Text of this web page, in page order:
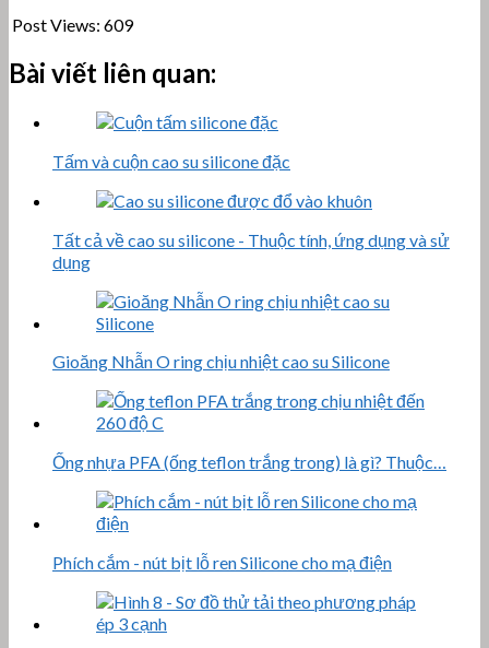
Post Views: 609
Bài viết liên quan:
Tấm và cuộn cao su silicone đặc
Tất cả về cao su silicone - Thuộc tính, ứng dụng và sử
dụng
Gioăng Nhẫn O ring chịu nhiệt cao su Silicone
Ống nhựa PFA (ống teflon trắng trong) là gì? Thuộc…
Phích cắm - nút bịt lỗ ren Silicone cho mạ điện